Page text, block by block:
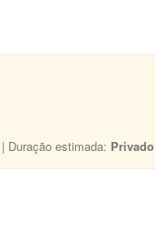
| Duração estimada: Privado